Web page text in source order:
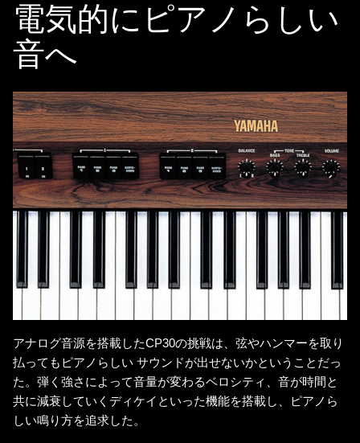
電気的にピアノらしい
音へ
アナログ音源を搭載したCP30の挑戦は、弦やハンマーを取り
払ってもピアノらしい サウンドが出せないかということだっ
た。弾く強さによって音量が変わるベロシティ、音が時間と
共に減衰していくディケイといった機能を搭載し、ピアノら
しい鳴り方を追求した。